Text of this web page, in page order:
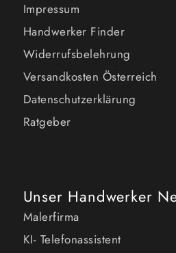
Impressum
Handwerker Finder
Widerrufsbelehrung
Versandkosten Österreich
Datenschutzerklärung
Ratgeber
Unser Handwerker
Malerfirma
KI- Telefonassistent